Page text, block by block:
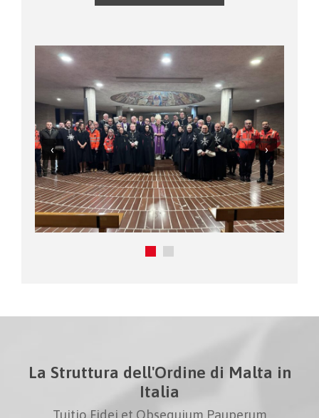
La Struttura dell'Ordine di Malta in
Italia
Tuitio Fidei et Obsequium Pauperum